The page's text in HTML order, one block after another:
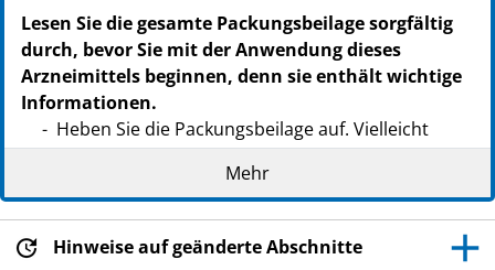
Lesen Sie die gesamte Packungsbeilage sorgfältig
durch, bevor Sie mit der Anwendung dieses
Arzneimittels beginnen, denn sie enthält wichtige
Informationen.
Heben Sie die Packungsbeilage auf. Vielleicht
möchten Sie diese später nochmals lesen.
Wenn Sie weitere Fragen haben, wenden Sie sich
an Ihren Arzt, Apotheker oder das medizinische
Fachpersonal.
Mehr
Hinweise auf geänderte Abschnitte